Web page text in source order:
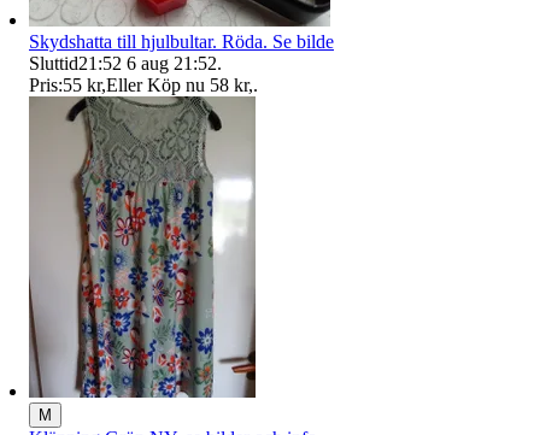
Skydshatta till hjulbultar. Röda. Se bilde
Sluttid21:52 6 aug 21:52.
Pris:55 kr,Eller Köp nu 58 kr,.
M